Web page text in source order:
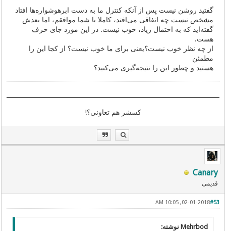
گفتید روشن نیست پس از آنکه کنترل ما به دست ابرهوشواره‌ها افتاد
مشخص نیست چه اتفاقی می‌افتد، کاملا با شما موافقم، اما بعدش
گفته‌اید که به احتمال زیاد، خوب نیست. در این مورد جای حرف
هست.
از چه نظر خوب نیست؟یعنی برای ما خوب نیست؟ از کجا این را
مطمئن
هستید و چطور این را نتیجه‌گیری می‌کنید؟
کسشر هم تعاونی؟!
Canary
قدیمی
#53
02-01-2018, 10:05 AM
Mehrbod نوشته: